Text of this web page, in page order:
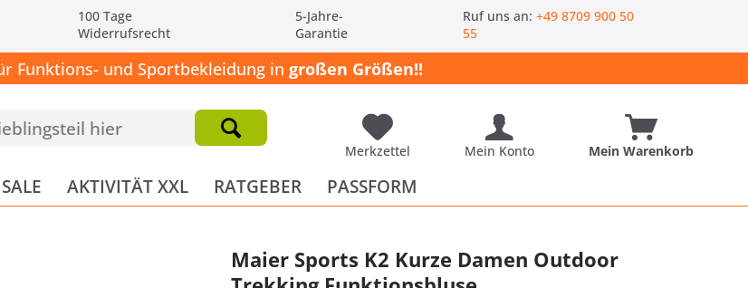
100 Tage
Widerrufsrecht
5-Jahre-
Garantie
Ruf uns an:+49 8709 900 50
55
Funktions- und Sportbekleidung in großen Größen!!
Merkzettel Mein Konto Mein Warenkorb
SALE AKTIVITÄT XXL RATGEBER PASSFORM
Maier Sports K2 Kurze Damen Outdoor